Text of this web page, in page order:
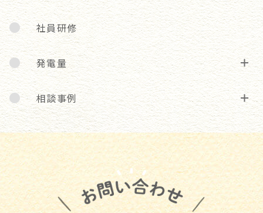
社員研修
発電量
相談事例